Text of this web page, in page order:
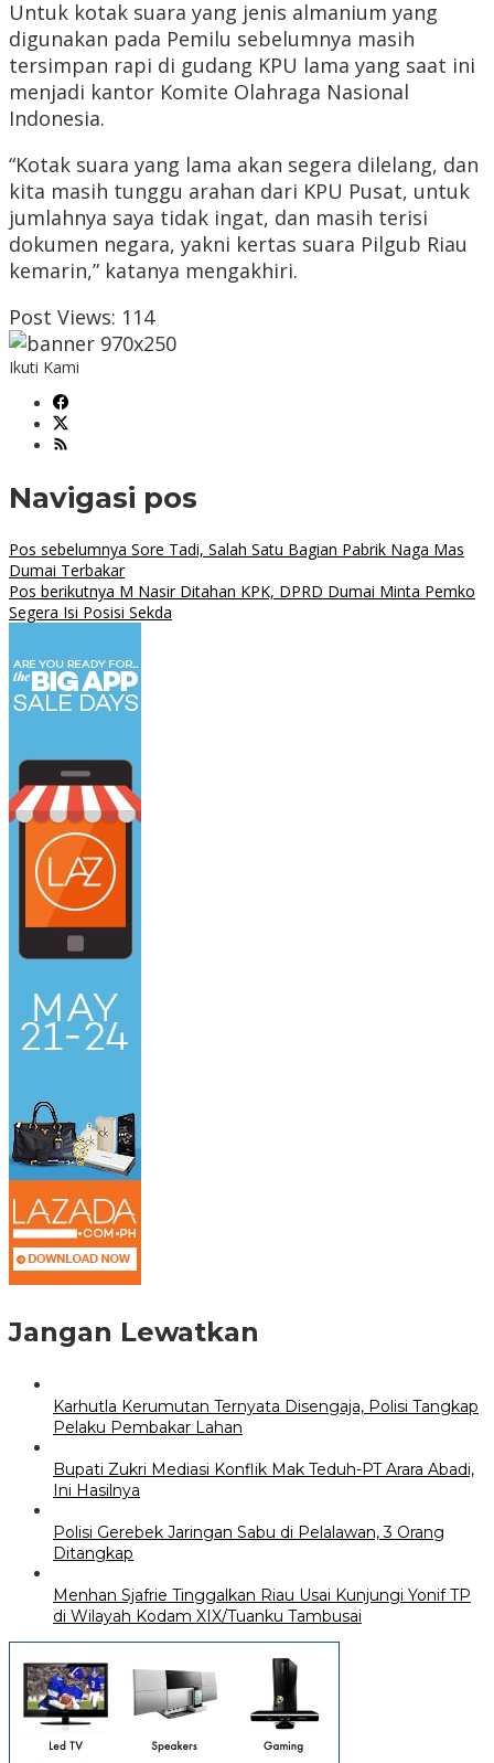
Untuk kotak suara yang jenis almanium yang
digunakan pada Pemilu sebelumnya masih
tersimpan rapi di gudang KPU lama yang saat ini
menjadi kantor Komite Olahraga Nasional
Indonesia.
“Kotak suara yang lama akan segera dilelang, dan
kita masih tunggu arahan dari KPU Pusat, untuk
jumlahnya saya tidak ingat, dan masih terisi
dokumen negara, yakni kertas suara Pilgub Riau
kemarin,” katanya mengakhiri.
Post Views: 114
Ikuti Kami
Navigasi pos
Pos sebelumnya Sore Tadi, Salah Satu Bagian Pabrik Naga Mas
Dumai Terbakar
Pos berikutnya M Nasir Ditahan KPK, DPRD Dumai Minta Pemko
Segera Isi Posisi Sekda
Jangan Lewatkan
Karhutla Kerumutan Ternyata Disengaja, Polisi Tangkap
Pelaku Pembakar Lahan
Bupati Zukri Mediasi Konflik Mak Teduh-PT Arara Abadi,
Ini Hasilnya
Polisi Gerebek Jaringan Sabu di Pelalawan, 3 Orang
Ditangkap
Menhan Sjafrie Tinggalkan Riau Usai Kunjungi Yonif TP
di Wilayah Kodam XIX/Tuanku Tambusai